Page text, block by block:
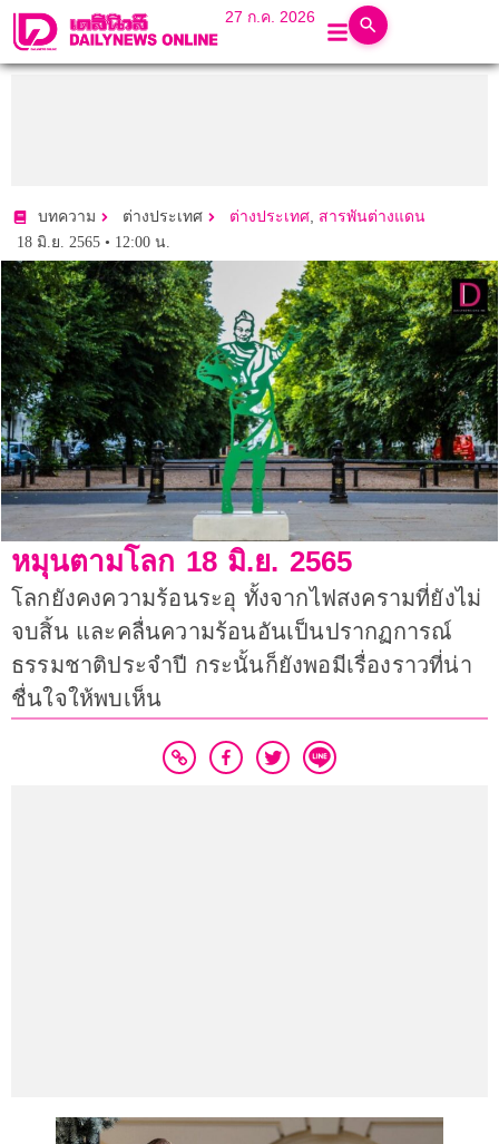
27 ก.ค. 2026
บทความ ต่างประเทศ ต่างประเทศ, สารพันต่างแดน
18 มิ.ย. 2565 • 12:00 น.
หมุนตามโลก 18 มิ.ย. 2565
โลกยังคงความร้อนระอุ ทั้งจากไฟสงครามที่ยังไม่
จบสิ้น และคลื่นความร้อนอันเป็นปรากฏการณ์
ธรรมชาติประจำปี กระนั้นก็ยังพอมีเรื่องราวที่น่า
ชื่นใจให้พบเห็น